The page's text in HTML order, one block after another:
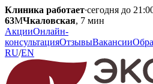
Клиника работает·сегодня до
63МЧкаловская, 7 мин
АкцииОнлайн-
консультацияОтзывыВакансии
RU/EN